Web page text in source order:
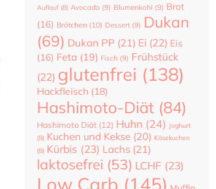
Auflauf (8) Avocado (9) Blumenkohl (9) Brot
(16) Brötchen (10) Dessert (9) Dukan
(69) Dukan PP (21) Ei (22) Eis
(16) Feta (19) Fisch (9) Frühstück
(22) glutenfrei (138)
Hackfleisch (18)
Hashimoto-Diät (84)
Hashimoto Diät (12) Huhn (24) Joghurt
(8) Kuchen und Kekse (20) Käsekuchen
(8) Kürbis (23) Lachs (21)
laktosefrei (53) LCHF (23)
Low Carb (145)